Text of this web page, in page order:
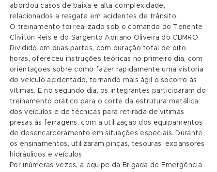
abordou casos de baixa e alta complexidade,
relacionados a resgate em acidentes de trânsito.
O treinamento foi realizado sob o comando do Tenente
Cliviton Reis e do Sargento Adriano Oliveira do CBMRO.
Dividido em duas partes, com duração total de oito
horas, ofereceu instruções teóricas no primeiro dia, com
orientações sobre como fazer rapidamente uma vistoria
do veículo acidentado, tornando mais ágil o socorro às
vítimas. E no segundo dia, os integrantes participaram do
treinamento prático para o corte da estrutura metálica
dos veículos e de técnicas para retirada de vítimas
presas às ferragens, com a utilização dos equipamentos
de desencarceramento em situações especiais. Durante
os ensinamentos, utilizaram pinças, tesouras, expansores
hidráulicos e veículos.
Por inúmeras vezes, a equipe da Brigada de Emergência